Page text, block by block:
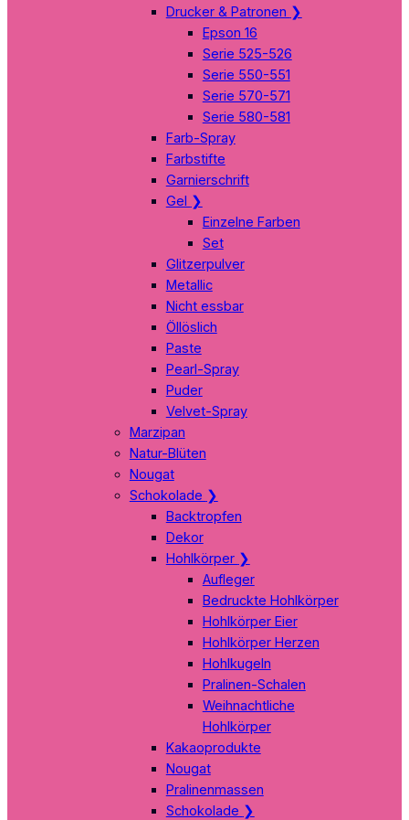
Drucker & Patronen ❯
Epson 16
Serie 525-526
Serie 550-551
Serie 570-571
Serie 580-581
Farb-Spray
Farbstifte
Garnierschrift
Gel ❯
Einzelne Farben
Set
Glitzerpulver
Metallic
Nicht essbar
Öllöslich
Paste
Pearl-Spray
Puder
Velvet-Spray
Marzipan
Natur-Blüten
Nougat
Schokolade ❯
Backtropfen
Dekor
Hohlkörper ❯
Aufleger
Bedruckte Hohlkörper
Hohlkörper Eier
Hohlkörper Herzen
Hohlkugeln
Pralinen-Schalen
Weihnachtliche
Hohlkörper
Kakaoprodukte
Nougat
Pralinenmassen
Schokolade ❯